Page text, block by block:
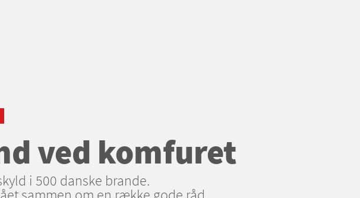
ved komfuret
i 500 danske brande.